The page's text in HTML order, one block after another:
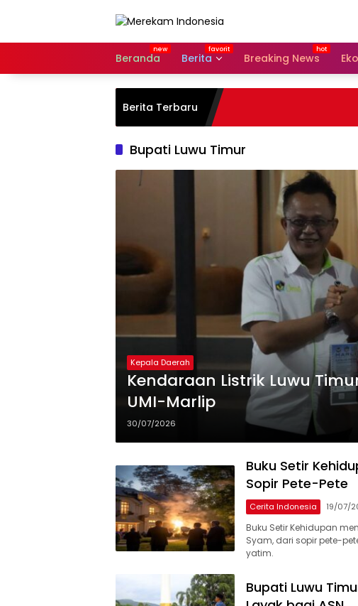
Beranda Berita Breaking News
Berita Terbaru
Bupati Luwu Timur
Kepala Daerah
Kendaraan Listrik Luwu
UMI-Marlip
30/07/2026
Buku Setir
Sopir Pete-Pete
Cerita Indonesia 19/07/
Buku Setir Kehidupan
Syam, dari sopir pete-
yatim.
Bupati Luwu